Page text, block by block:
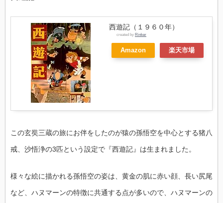
西遊記（１９６０年）
created by Rinker
Amazon 楽天市場
この玄奘三蔵の旅にお伴をしたのが猿の孫悟空を中心とする猪八
戒、沙悟浄の3匹という設定で『西遊記』は生まれました。
様々な絵に描かれる孫悟空の姿は、黄金の肌に赤い顔、長い尻尾
など、ハヌマーンの特徴に共通する点が多いので、ハヌマーンの